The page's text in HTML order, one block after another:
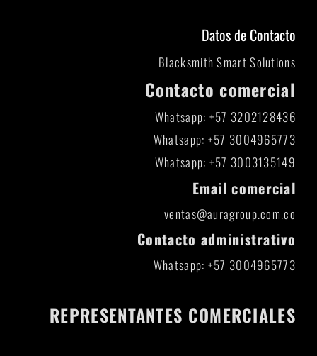
Datos de Contacto
Blacksmith Smart Solutions
Contacto comercial
Whatsapp: +57 3202128436
Whatsapp: +57 3004965773
Whatsapp: +57 3003135149
Email comercial
ventas@auragroup.com.co
Contacto administrativo
Whatsapp: +57 3004965773
REPRESENTANTES COMERCIALES